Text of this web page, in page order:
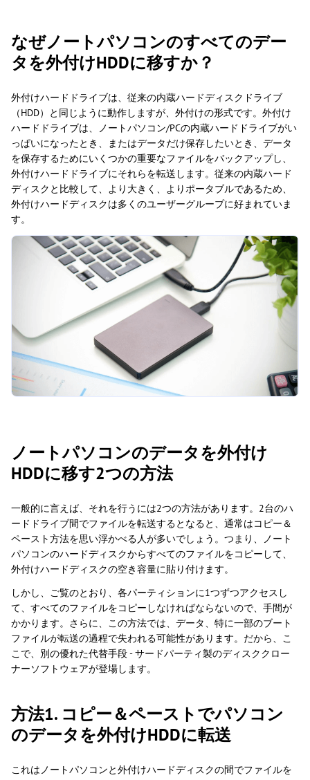
なぜノートパソコンのすべてのデー
タを外付けHDDに移すか？
外付けハードドライブは、従来の内蔵ハードディスクドライブ
（HDD）と同じように動作しますが、外付けの形式です。外付け
ハードドライブは、ノートパソコン/PCの内蔵ハードドライブがい
っぱいになったとき、またはデータだけ保存したいとき、データ
を保存するためにいくつかの重要なファイルをバックアップし、
外付けハードドライブにそれらを転送します。従来の内蔵ハード
ディスクと比較して、より大きく、よりポータブルであるため、
外付けハードディスクは多くのユーザーグループに好まれていま
す。
ノートパソコンのデータを外付け
HDDに移す2つの方法
一般的に言えば、それを行うには2つの方法があります。2台のハ
ードドライブ間でファイルを転送するとなると、通常はコピー＆
ペースト方法を思い浮かべる人が多いでしょう。つまり、ノート
パソコンのハードディスクからすべてのファイルをコピーして、
外付けハードディスクの空き容量に貼り付けます。
しかし、ご覧のとおり、各パーティションに1つずつアクセスし
て、すべてのファイルをコピーしなければならないので、手間が
かかります。さらに、この方法では、データ、特に一部のブート
ファイルが転送の過程で失われる可能性があります。だから、こ
こで、別の優れた代替手段 - サードパーティ製のディスククロー
ナーソフトウェアが登場します。
方法1. コピー＆ペーストでパソコン
のデータを外付けHDDに転送
これはノートパソコンと外付けハードディスクの間でファイルを